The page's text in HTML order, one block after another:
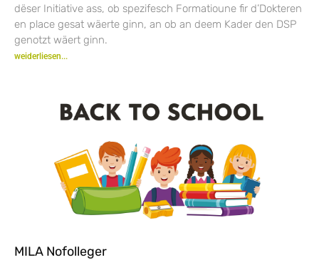
dëser Initiative ass, ob spezifesch Formatioune fir d’Dokteren
en place gesat wäerte ginn, an ob an deem Kader den DSP
genotzt wäert ginn.
weiderliesen...
MILA Nofolleger